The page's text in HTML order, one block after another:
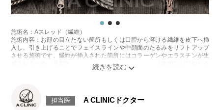
施術名：Aスレッド（繊維）
施術内容：お顔の目立たない箇所もしくは口腔から溶ける繊維を皮下へ挿
入し、引き上げることでフェイスラインや中顔面のたるみをリフトアップ
させる施術です。繊維が挿入された箇所にはコラーゲンやエラスチンが生
成されるため、長期的な美肌効果、肌質の改善効果、将来的なシワやたる
みの予防効果が期待できます。
とがございます。また、稀ではありますが、施術部位の細菌感染症、皮膚
のよれ、繊維の突出などが生じることがございます。化膿止め・痛み止め
担当医 A CLINICドクター